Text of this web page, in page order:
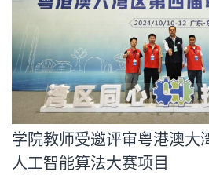
学院教师受邀评审粤港澳大
人工智能算法大赛项目